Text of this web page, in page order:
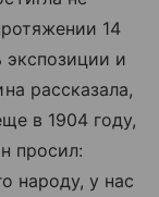
14
экспозиции и
рассказала,
в 1904 году,
просил:
народу, у нас